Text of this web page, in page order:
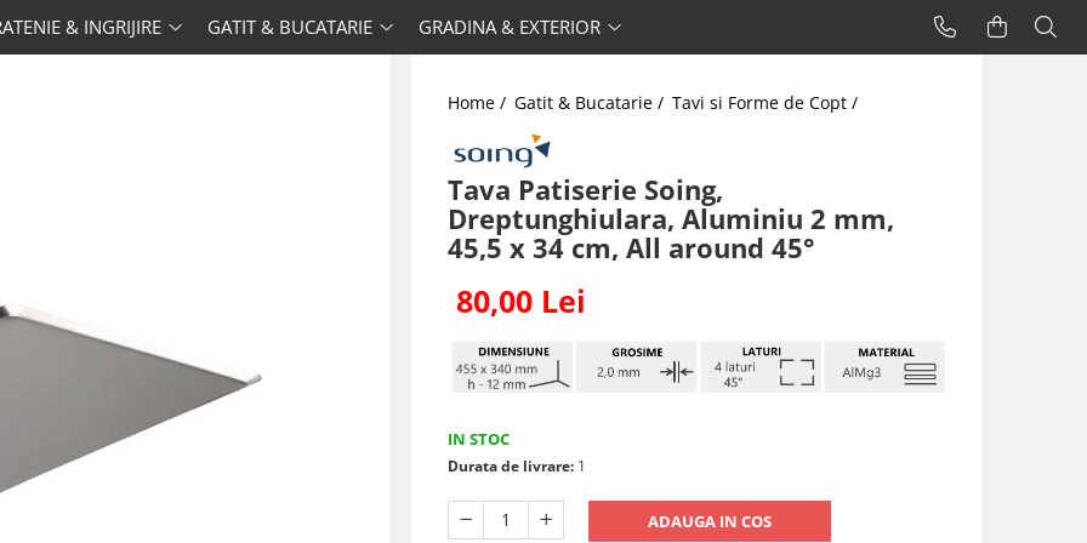
& INGRIJIRE GATIT & BUCATARIE GRADINA & EXTERIOR
Home / Gatit & Bucatarie / Tavi si Forme de Copt /
Tava Patiserie Soing,
Dreptunghiulara, Aluminiu 2 mm,
45,5 x 34 cm, All around 45°
80,00 Lei
IN STOC
Durata de livrare: 1
ADAUGA IN COS